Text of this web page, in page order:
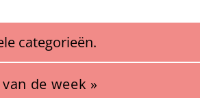
categorieën.
de week »